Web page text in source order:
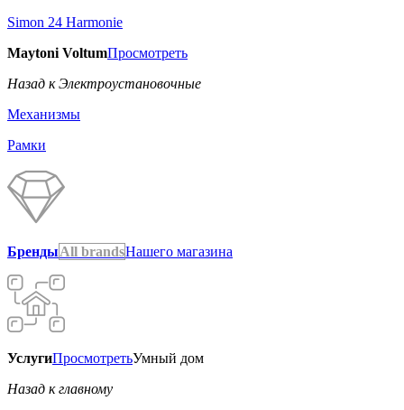
Simon 24 Harmonie
Maytoni VoltumПросмотреть
Назад к Электроустановочные
Механизмы
Рамки
БрендыAll brandsНашего магазина
УслугиПросмотретьУмный дом
Назад к главному